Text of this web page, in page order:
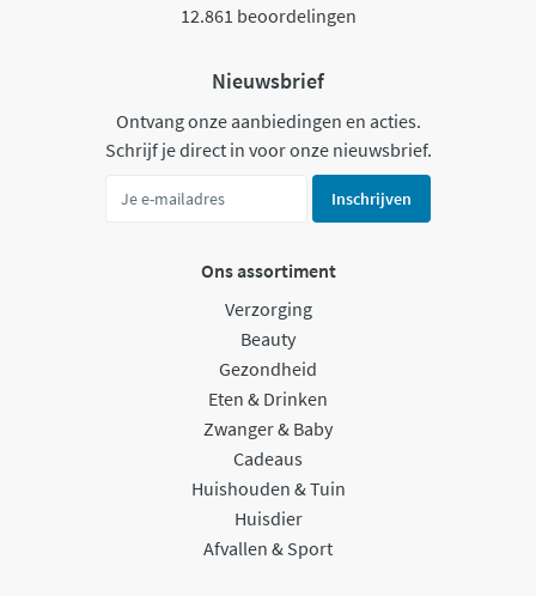
12.861 beoordelingen
Nieuwsbrief
Ontvang onze aanbiedingen en acties.
Schrijf je direct in voor onze nieuwsbrief.
Inschrijven
Ons assortiment
Verzorging
Beauty
Gezondheid
Eten & Drinken
Zwanger & Baby
Cadeaus
Huishouden & Tuin
Huisdier
Afvallen & Sport